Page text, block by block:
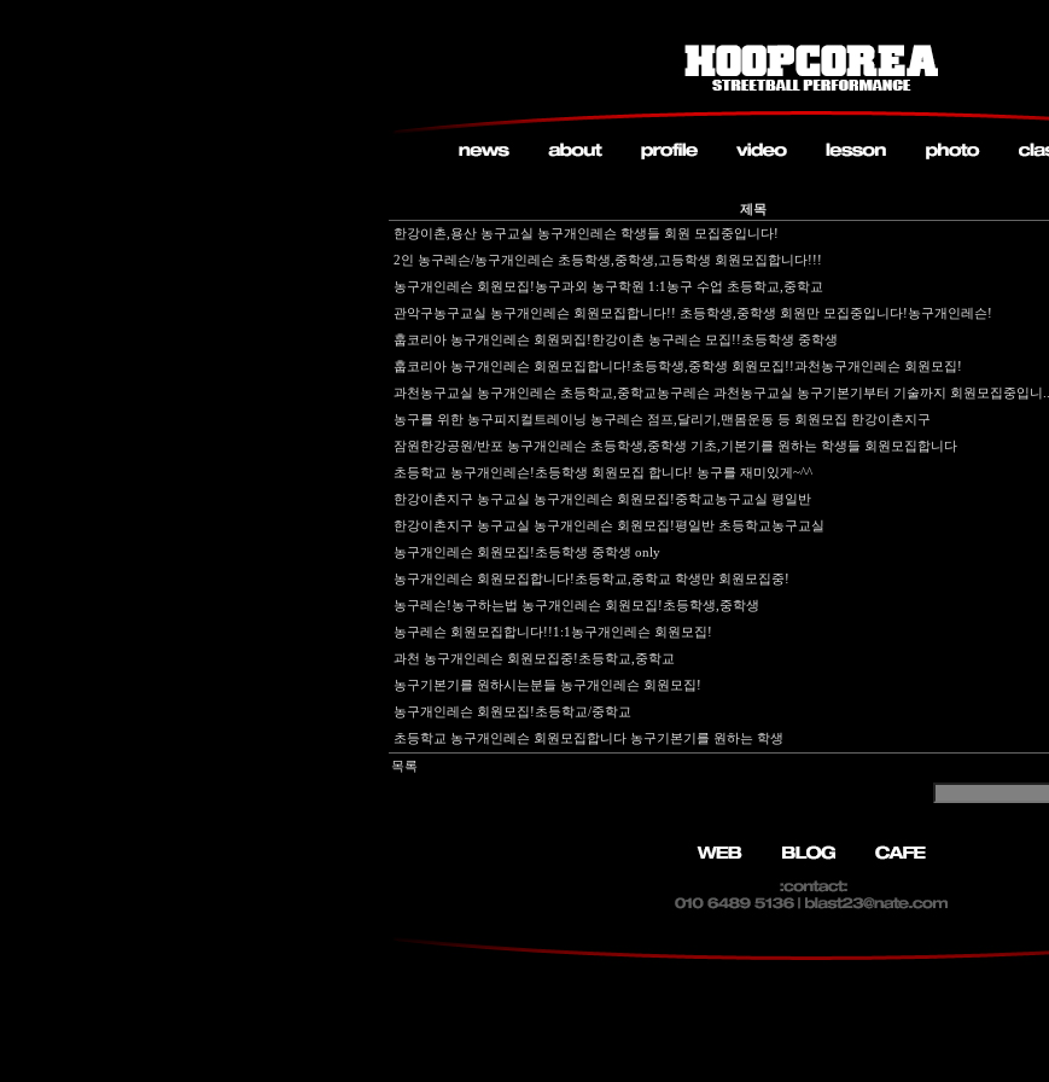
제목
한강이촌,용산 농구교실 농구개인레슨 학생들 회원 모집중입니다!
2인 농구레슨/농구개인레슨 초등학생,중학생,고등학생 회원모집합니다!!!
농구개인레슨 회원모집!농구과외 농구학원 1:1농구 수업 초등학교,중학교
관악구농구교실 농구개인레슨 회원모집합니다!! 초등학생,중학생 회원만 모집중입니다!농구개인레슨!
훕코리아 농구개인레슨 회원뫼집!한강이촌 농구레슨 모집!!초등학생 중학생
훕코리아 농구개인레슨 회원모집합니다!초등학생,중학생 회원모집!!과천농구개인레슨 회원모집!
과천농구교실 농구개인레슨 초등학교,중학교농구레슨 과천농구교실 농구기본기부터 기술까지 회원모집중입니...
농구를 위한 농구피지컬트레이닝 농구레슨 점프,달리기,맨몸운동 등 회원모집 한강이촌지구
잠원한강공원/반포 농구개인레슨 초등학생,중학생 기초,기본기를 원하는 학생들 회원모집합니다
초등학교 농구개인레슨!초등학생 회원모집 합니다! 농구를 재미있게~^^
한강이촌지구 농구교실 농구개인레슨 회원모집!중학교농구교실 평일반
한강이촌지구 농구교실 농구개인레슨 회원모집!평일반 초등학교농구교실
농구개인레슨 회원모집!초등학생 중학생 only
농구개인레슨 회원모집합니다!초등학교,중학교 학생만 회원모집중!
농구레슨!농구하는법 농구개인레슨 회원모집!초등학생,중학생
농구레슨 회원모집합니다!!1:1농구개인레슨 회원모집!
과천 농구개인레슨 회원모집중!초등학교,중학교
농구기본기를 원하시는분들 농구개인레슨 회원모집!
농구개인레슨 회원모집!초등학교/중학교
초등학교 농구개인레슨 회원모집합니다 농구기본기를 원하는 학생
목록